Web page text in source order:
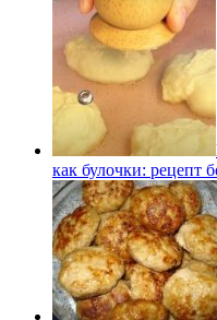
как булочки: рецепт